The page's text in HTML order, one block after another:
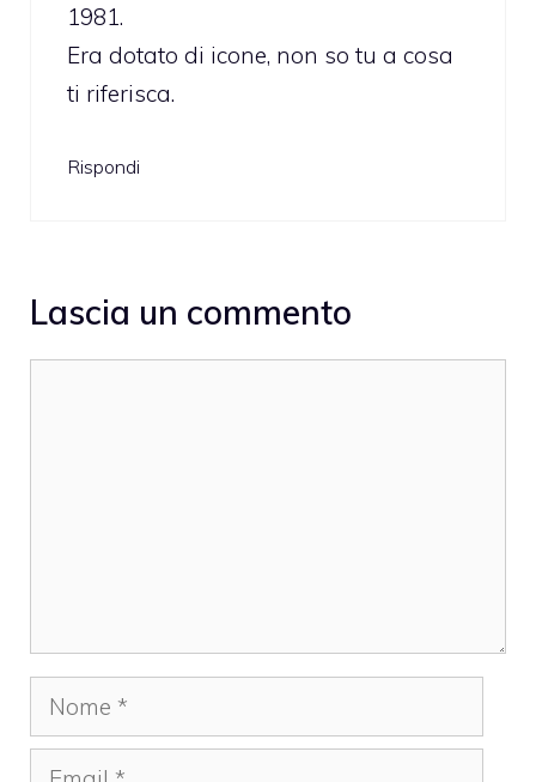
1981.
Era dotato di icone, non so tu a cosa
ti riferisca.
Rispondi
Lascia un commento
Nome
Email